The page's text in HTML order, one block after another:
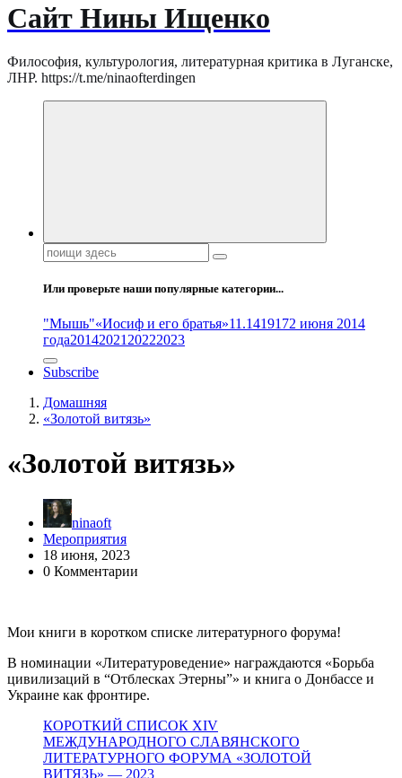
Сайт Нины Ищенко
Философия, культурология, литературная критика в Луганске,
ЛНР. https://t.me/ninaofterdingen
Поиск:
Или проверьте наши популярные категории...
"Мышь"«Иосиф и его братья»11.1419172 июня 2014
года2014202120222023
Subscribe
Домашняя
«Золотой витязь»
«Золотой витязь»
ninaoft
Мероприятия
18 июня, 2023
0 Комментарии
Мои книги в коротком списке литературного форума!
В номинации «Литературоведение» награждаются «Борьба
цивилизаций в “Отблесках Этерны”» и книга о Донбассе и
Украине как фронтире.
КОРОТКИЙ СПИСОК XIV
МЕЖДУНАРОДНОГО СЛАВЯНСКОГО
ЛИТЕРАТУРНОГО ФОРУМА «ЗОЛОТОЙ
ВИТЯЗЬ» — 2023